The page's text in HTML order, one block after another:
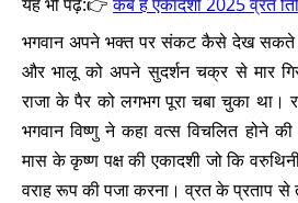
भगवान अपने भक्त पर संकट कैसे देख सकते
और भालू को अपने सुदर्शन चक्र से मार
राजा के पैर को लगभग पूरा चबा चुका था।
भगवान विष्णु ने कहा वत्स विचलित होने
मास के कृष्ण पक्ष की एकादशी जो कि
वराह रूप की पजा करना। व्रत के प्रताप से